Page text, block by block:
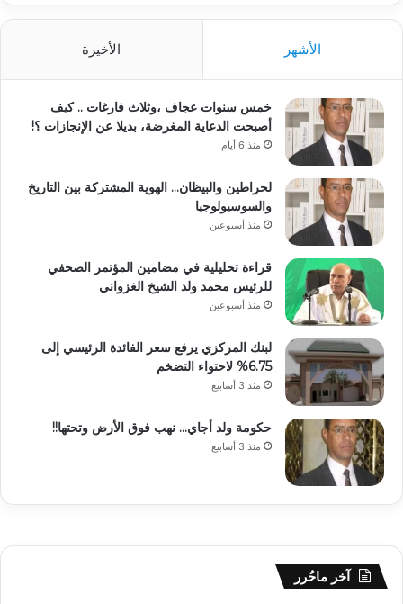
الأشهر الأخيرة
خمس سنوات عجاف ،وثلاث فارغات .. كيف
أصبحت الدعاية المغرضة، بديلا عن الإنجازات ؟!
منذ 6 أيام
لحراطين والبيظان… الهوية المشتركة بين التاريخ
والسوسيولوجيا
منذ أسبوعين
قراءة تحليلية في مضامين المؤتمر الصحفي
للرئيس محمد ولد الشيخ الغزواني
منذ أسبوعين
لبنك المركزي يرفع سعر الفائدة الرئيسي إلى
6.75% لاحتواء التضخم
منذ 3 أسابيع
حكومة ولد أجاي… نهب فوق الأرض وتحتها!!
منذ 3 أسابيع
آخر ماحُرر